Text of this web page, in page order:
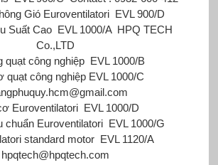
Gió Euroventilatori EVL 900/D
Suất Cao EVL 1000/A HPQ TECH
Co.,LTD
quạt công nghiệp EVL 1000/B
quạt công nghiệp EVL 1000/C
Euroventilatori EVL 1000/D
chuẩn Euroventilatori EVL 1000/G
standard motor EVL 1120/A
hpqtech@hpqtech.com